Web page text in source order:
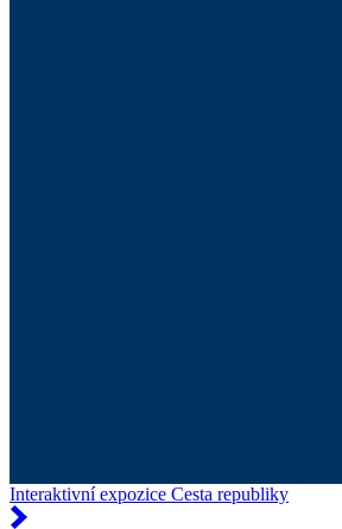
Interaktivní expozice Cesta republiky